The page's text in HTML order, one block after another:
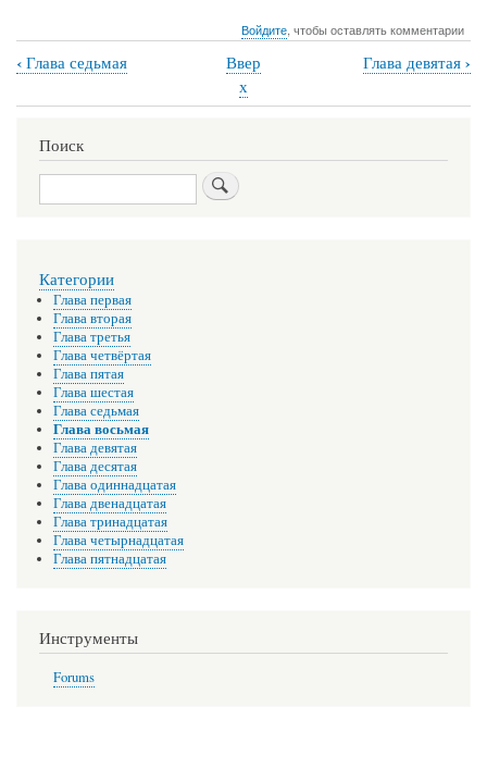
Войдите, чтобы оставлять комментарии
Перекрёстные
ссылки
книги
для
Глава
‹ Глава седьмая
Ввер
х
Глава девятая ›
Поиск
Поиск
Категории
Глава первая
Глава вторая
Глава третья
Глава четвёртая
Глава пятая
Глава шестая
Глава седьмая
Глава восьмая
Глава девятая
Глава десятая
Глава одиннадцатая
Глава двенадцатая
Глава тринадцатая
Глава четырнадцатая
Глава пятнадцатая
Инструменты
Forums